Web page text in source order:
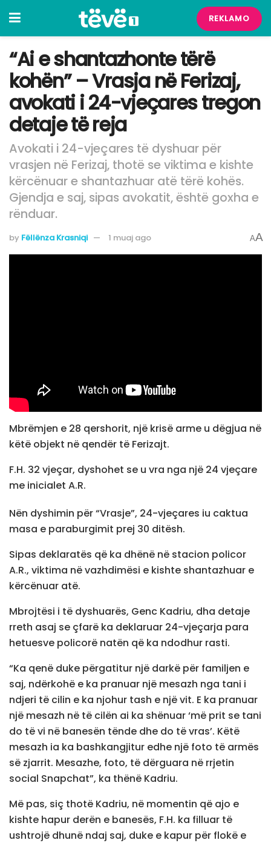
REKLAMO
“Ai e shantazhonte tërë
kohën” – Vrasja në Ferizaj,
avokati i 24-vjeçares tregon
detaje të reja
Avokati i 24-vjeçares të dyshuar për
vrasjen në Ferizaj, thotë se viktima e kishte
kërcënuar e shantazhuar atë tërë kohës.
Gjendja e saj, sipas avokatit, është goxha e
rënduar.
by Fëllënza Krasniqi 1 muaj ago AA
Mbrëmjen e 28 qershorit, një krisë arme u dëgjua në
këtë objekt në qendër të Ferizajt.
F.H. 32 vjeçar, dyshohet se u vra nga një 24 vjeçare
me inicialet A.R.
Nën dyshimin për “Vrasje”, 24-vjeçares iu caktua
masa e paraburgimit prej 30 ditësh.
Sipas deklaratës që ka dhënë në stacion policor
A.R., viktima në vazhdimësi e kishte shantazhuar e
kërcënuar atë.
Mbrojtësi i të dyshuarës, Genc Kadriu, dha detaje
rreth asaj se çfarë ka deklaruar 24-vjeçarja para
hetuesve policorë natën që ka ndodhur rasti.
“Ka qenë duke përgatitur një darkë për familjen e
saj, ndërkohë e ka pranuar një mesazh nga tani i
ndjeri të cilin e ka njohur tash e një vit. E ka pranuar
një mesazh në të cilën ai ka shënuar ‘më prit se tani
do të vi në banesën tënde dhe do të vras’. Këtë
mesazh ia ka bashkangjitur edhe një foto të armës
së zjarrit. Mesazhe, foto, të dërguara në rrjetin
social Snapchat”, ka thënë Kadriu.
Më pas, siç thotë Kadriu, në momentin që ajo e
kishte hapur derën e banesës, F.H. ka filluar të
ushtrojë dhunë ndaj saj, duke e kapur për flokë e